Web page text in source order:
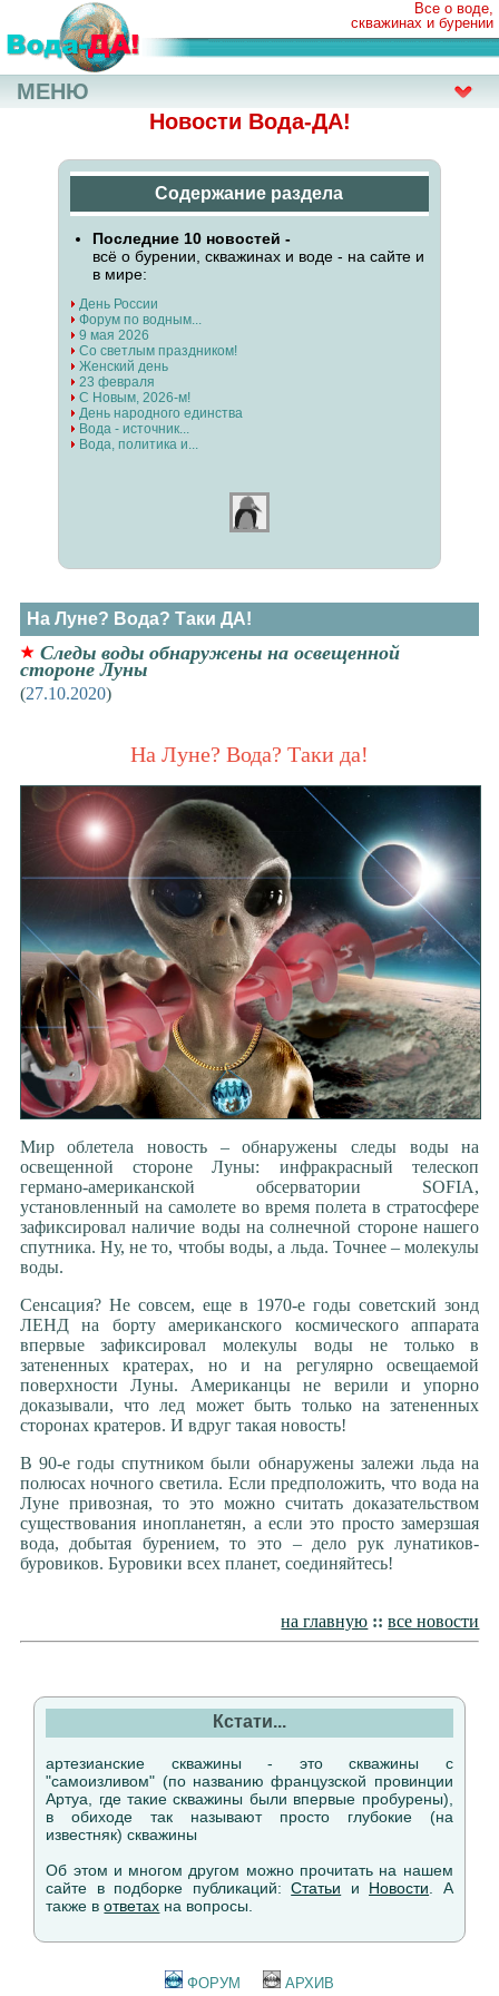
Все о воде,
скважинах и бурении
Новости Вода-ДА!
Содержание раздела
Последние 10 новостей -
всё о бурении, скважинах и воде - на сайте и
в мире:
День России
Форум по водным...
9 мая 2026
Со светлым праздником!
Женский день
23 февраля
С Новым, 2026-м!
День народного единства
Вода - источник...
Вода, политика и...
На Луне? Вода? Таки ДА!
Следы воды обнаружены на освещенной
стороне Луны
(27.10.2020)
На Луне? Вода? Таки да!
Мир облетела новость – обнаружены следы воды на
освещенной стороне Луны: инфракрасный телескоп
германо-американской обсерватории SOFIA,
установленный на самолете во время полета в стратосфере
зафиксировал наличие воды на солнечной стороне нашего
спутника. Ну, не то, чтобы воды, а льда. Точнее – молекулы
воды.
Сенсация? Не совсем, еще в 1970-е годы советский зонд
ЛЕНД на борту американского космического аппарата
впервые зафиксировал молекулы воды не только в
затененных кратерах, но и на регулярно освещаемой
поверхности Луны. Американцы не верили и упорно
доказывали, что лед может быть только на затененных
сторонах кратеров. И вдруг такая новость!
В 90-е годы спутником были обнаружены залежи льда на
полюсах ночного светила. Если предположить, что вода на
Луне привозная, то это можно считать доказательством
существования инопланетян, а если это просто замерзшая
вода, добытая бурением, то это – дело рук лунатиков-
буровиков. Буровики всех планет, соединяйтесь!
на главную :: все новости
Кстати...
артезианские скважины - это скважины с
"самоизливом" (по названию французской провинции
Артуа, где такие скважины были впервые пробурены),
в обиходе так называют просто глубокие (на
известняк) скважины
Об этом и многом другом можно прочитать на нашем
сайте в подборке публикаций:Статьи и Новости . А
также вответах на вопросы.
ФОРУМ АРХИВ
МЕНЮ